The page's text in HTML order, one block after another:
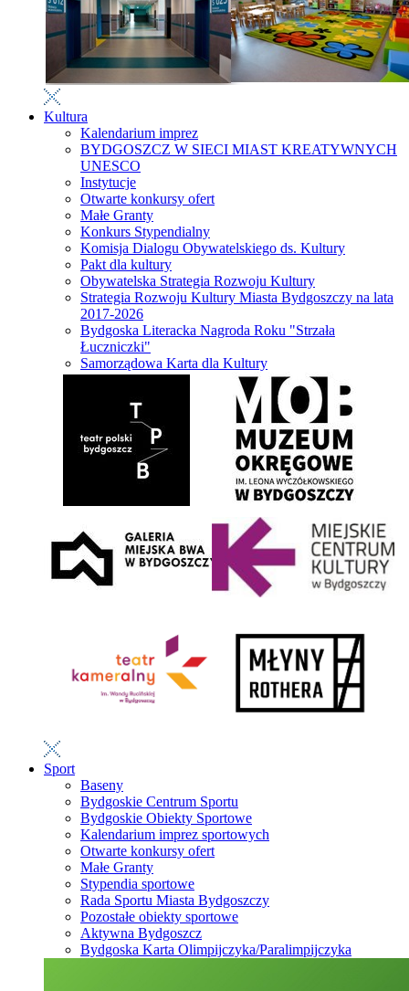
Kultura
Kalendarium imprez
BYDGOSZCZ W SIECI MIAST KREATYWNYCH
UNESCO
Instytucje
Otwarte konkursy ofert
Małe Granty
Konkurs Stypendialny
Komisja Dialogu Obywatelskiego ds. Kultury
Pakt dla kultury
Obywatelska Strategia Rozwoju Kultury
Strategia Rozwoju Kultury Miasta Bydgoszczy na lata
2017-2026
Bydgoska Literacka Nagroda Roku "Strzała
Łuczniczki"
Samorządowa Karta dla Kultury
Sport
Baseny
Bydgoskie Centrum Sportu
Bydgoskie Obiekty Sportowe
Kalendarium imprez sportowych
Otwarte konkursy ofert
Małe Granty
Stypendia sportowe
Rada Sportu Miasta Bydgoszczy
Pozostałe obiekty sportowe
Aktywna Bydgoszcz
Bydgoska Karta Olimpijczyka/Paralimpijczyka